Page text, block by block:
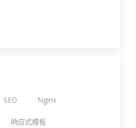
SEO Nginx
响应式模板